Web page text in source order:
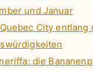
und Januar
City entlang
die